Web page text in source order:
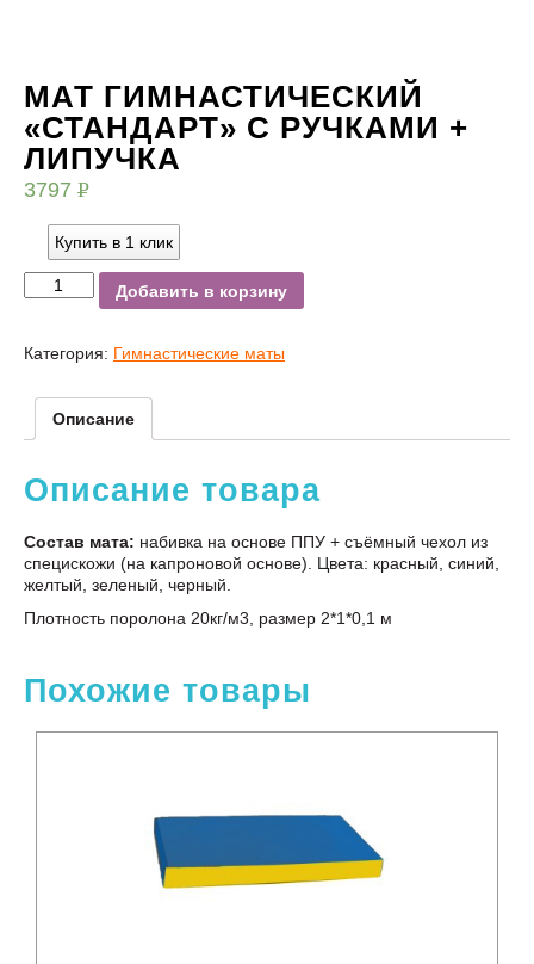
МАТ ГИМНАСТИЧЕСКИЙ
«СТАНДАРТ» С РУЧКАМИ +
ЛИПУЧКА
3797 Р
Купить в 1 клик
Добавить в корзину
Категория: Гимнастические маты
Описание
Описание товара
Состав мата: набивка на основе ППУ + съёмный чехол из
специскожи (на капроновой основе). Цвета: красный, синий,
желтый, зеленый, черный.
Плотность поролона 20кг/м3, размер 2*1*0,1 м
Похожие товары